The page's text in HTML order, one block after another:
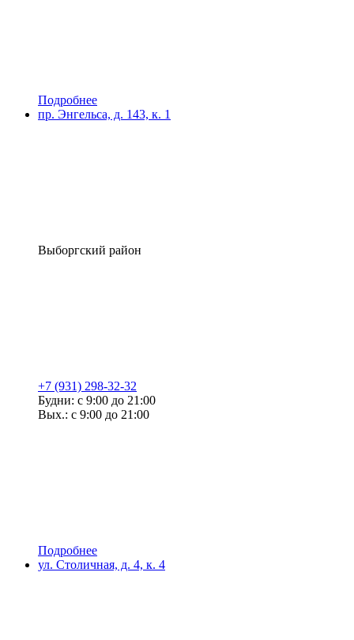
Подробнее
пр. Энгельса, д. 143, к. 1
Выборгский район
+7 (931) 298-32-32
Будни: с 9:00 до 21:00
Вых.: с 9:00 до 21:00
Подробнее
ул. Столичная, д. 4, к. 4